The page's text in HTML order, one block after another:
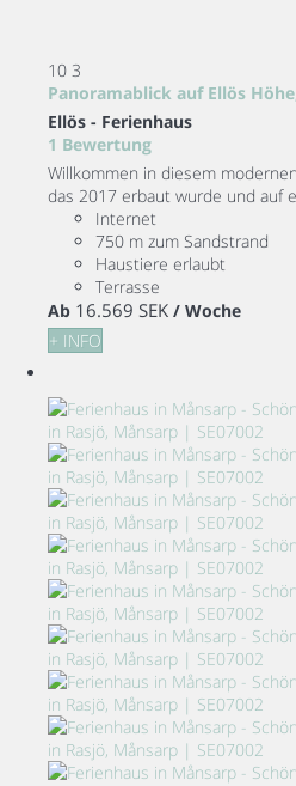
10 3
Panoramablick auf Ellös
Ellös - Ferienhaus
1 Bewertung
Willkommen in diesem
das 2017 erbaut wurde und auf
Internet
750 m zum Sandstrand
Haustiere erlaubt
Terrasse
Ab 16.569 SEK / Woche
+ INFO